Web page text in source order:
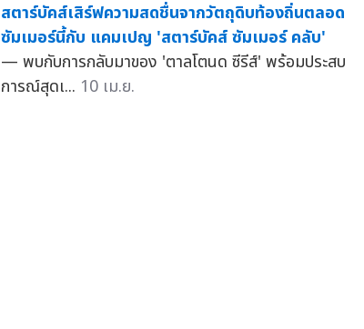
สตาร์บัคส์เสิร์ฟความสดชื่นจากวัตถุดิบท้องถิ่นตลอด
ซัมเมอร์นี้กับ แคมเปญ 'สตาร์บัคส์ ซัมเมอร์ คลับ'
— พบกับการกลับมาของ 'ตาลโตนด ซีรีส์' พร้อมประสบ
การณ์สุดเ... 10 เม.ย.